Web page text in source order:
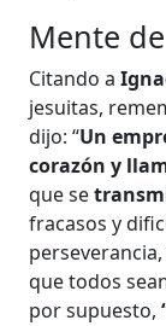
Mente
Citando a
jesuitas,
dijo: “Un
corazón y
que se
fracasos y
que todos
por supuesto,